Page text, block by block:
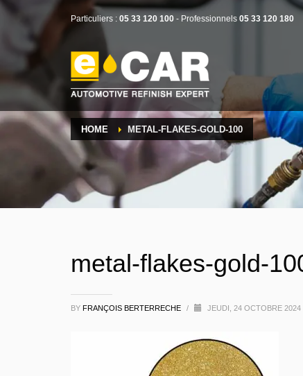
Particuliers : 05 33 120 100 - Professionnels 05 33 120 180
HOME METAL-FLAKES-GOLD-100
metal-flakes-gold-
BY FRANÇOIS BERTERRECHE / JEUDI, 24 OCTOBRE 2024